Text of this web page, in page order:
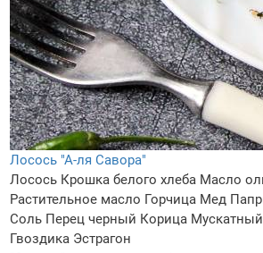
Лосось "А-ля Савора"
Лосось Крошка белого хлеба Масло
Растительное масло Горчица Мед
Соль Перец черный Корица
Гвоздика Эстрагон